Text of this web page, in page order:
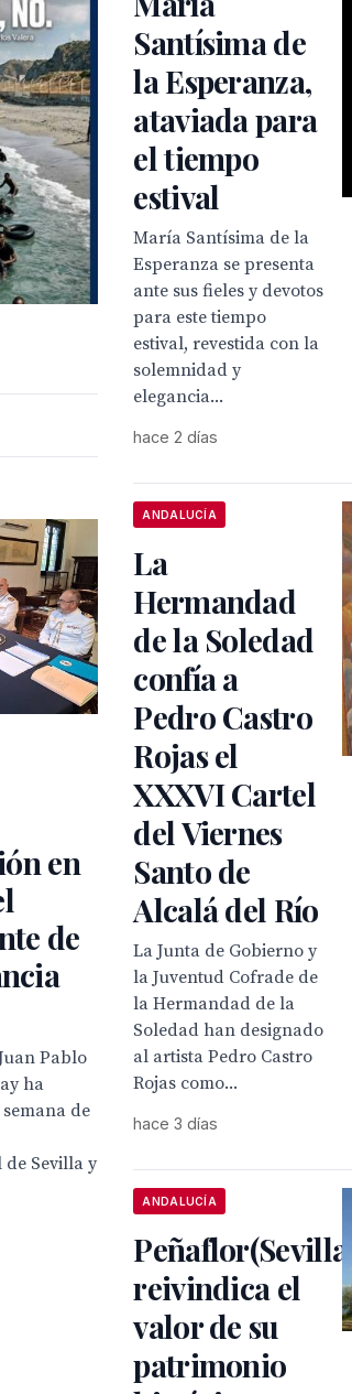
en
de
Pablo
ha
de
Sevilla y
Santísima de
la Esperanza,
ataviada para
el tiempo
estival
María Santísima de la
Esperanza se presenta
ante sus fieles y devotos
para este tiempo
estival, revestida con la
solemnidad y
elegancia...
hace 2 días
ANDALUCÍA
La
Hermandad
de la Soledad
confía a
Pedro Castro
Rojas el
XXXVI Cartel
del Viernes
Santo de
Alcalá del Río
La Junta de Gobierno y
la Juventud Cofrade de
la Hermandad de la
Soledad han designado
al artista Pedro Castro
Rojas como...
hace 3 días
ANDALUCÍA
Peñaflor(Sevilla)
reivindica el
valor de su
patrimonio